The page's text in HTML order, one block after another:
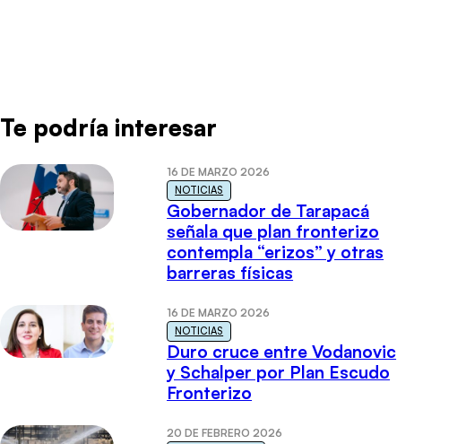
Te podría interesar
16 DE MARZO 2026
NOTICIAS
Gobernador de Tarapacá
señala que plan fronterizo
contempla “erizos” y otras
barreras físicas
16 DE MARZO 2026
NOTICIAS
Duro cruce entre Vodanovic
y Schalper por Plan Escudo
Fronterizo
20 DE FEBRERO 2026